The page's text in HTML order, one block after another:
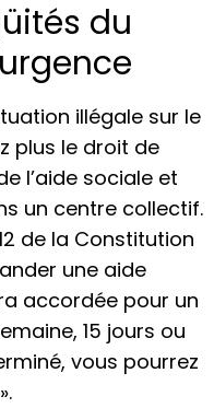
du
illégale sur le
plus le droit de
l’aide sociale et
un centre collectif.
de la Constitution
une aide
accordée pour un
15 jours ou
vous pourrez